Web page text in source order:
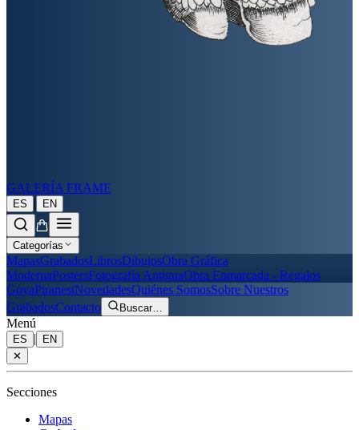
GALERÍA FRAME
ES | EN
Categorías
MapasGrabadosLibrosDibujosObra Gráfica
ModernaPostersFotografía AntiguaObra Enmarcada - Regalos
GoyaPiranesiNovedadesQuiénes SomosSobre Nuestros
GrabadosContacto Buscar…
Menú
ES |
EN
✕
Secciones
Mapas